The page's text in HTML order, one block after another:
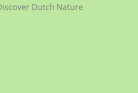
Dutch Nature